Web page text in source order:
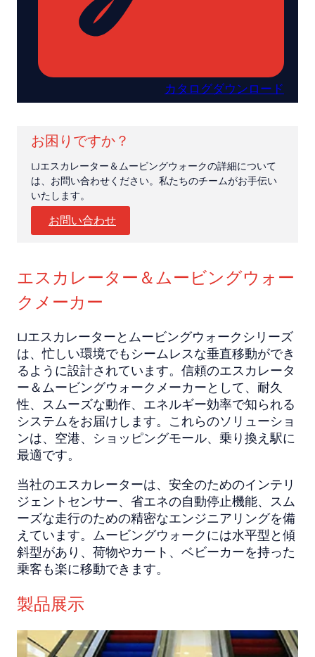
カタログダウンロード
お困りですか？
LJエスカレーター＆ムービングウォークの詳細について
は、お問い合わせください。私たちのチームがお手伝い
いたします。
お問い合わせ
エスカレーター＆ムービングウォー
クメーカー
LJエスカレーターとムービングウォークシリーズ
は、忙しい環境でもシームレスな垂直移動ができ
るように設計されています。信頼のエスカレータ
ー＆ムービングウォークメーカーとして、耐久
性、スムーズな動作、エネルギー効率で知られる
システムをお届けします。これらのソリューショ
ンは、空港、ショッピングモール、乗り換え駅に
最適です。
当社のエスカレーターは、安全のためのインテリ
ジェントセンサー、省エネの自動停止機能、スム
ーズな走行のための精密なエンジニアリングを備
えています。ムービングウォークには水平型と傾
斜型があり、荷物やカート、ベビーカーを持った
乗客も楽に移動できます。
製品展示